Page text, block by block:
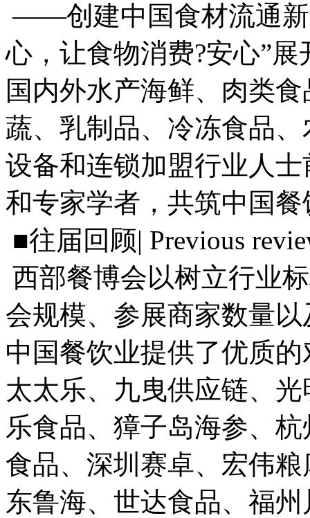
——创建中国食材流通新
心，让食物消费?安心”
国内外水产海鲜、肉类
蔬、乳制品、冷冻食品
设备和连锁加盟行业人
和专家学者，共筑中国
■往届回顾| Previous
西部餐博会以树立行业
会规模、参展商家数量
中国餐饮业提供了优质
太太乐、九曳供应链、
乐食品、獐子岛海参、
食品、深圳赛卓、宏伟
东鲁海、世达食品、福